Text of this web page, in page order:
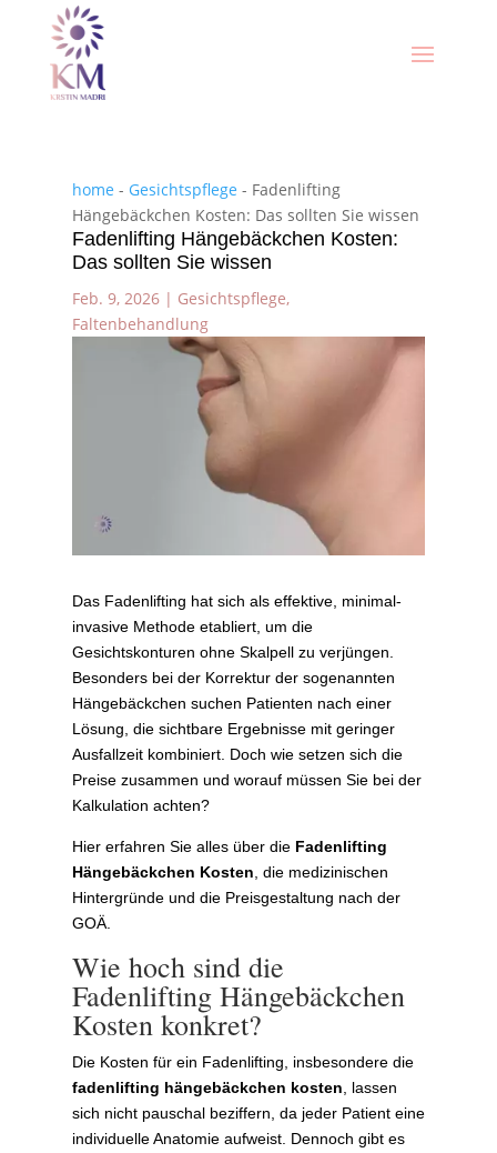
home - Gesichtspflege - Fadenlifting
Hängebäckchen Kosten: Das sollten Sie wissen
Fadenlifting Hängebäckchen Kosten:
Das sollten Sie wissen
Feb. 9, 2026| Gesichtspflege,
Faltenbehandlung
Das Fadenlifting hat sich als effektive, minimal-
invasive Methode etabliert, um die
Gesichtskonturen ohne Skalpell zu verjüngen.
Besonders bei der Korrektur der sogenannten
Hängebäckchen suchen Patienten nach einer
Lösung, die sichtbare Ergebnisse mit geringer
Ausfallzeit kombiniert. Doch wie setzen sich die
Preise zusammen und worauf müssen Sie bei der
Kalkulation achten?
Hier erfahren Sie alles über die Fadenlifting
Hängebäckchen Kosten , die medizinischen
Hintergründe und die Preisgestaltung nach der
GOÄ.
Wie hoch sind die
Fadenlifting Hängebäckchen
Kosten konkret?
Die Kosten für ein Fadenlifting, insbesondere die
fadenlifting hängebäckchen kosten , lassen
sich nicht pauschal beziffern, da jeder Patient eine
individuelle Anatomie aufweist. Dennoch gibt es